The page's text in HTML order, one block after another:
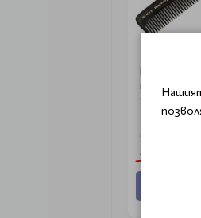
тупиране
Comb
€ 15.05
€ 21.47